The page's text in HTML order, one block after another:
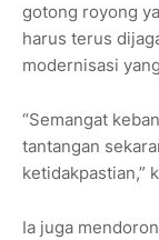
gotong royong
harus terus
modernisasi
“Semangat
tantangan
ketidakpastian,”
Ia juga